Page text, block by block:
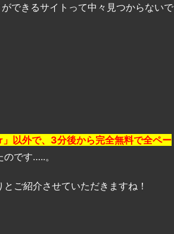
できるサイトって中々見つからないで
以外で、3分後から完全無料で全ペー
です…..。
ご紹介させていただきますね！